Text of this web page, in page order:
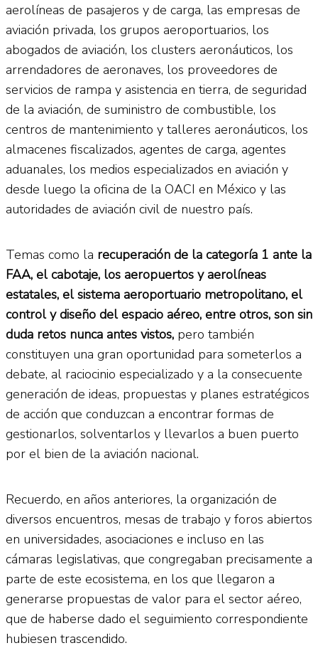
aerolíneas de pasajeros y de carga, las empresas de
aviación privada, los grupos aeroportuarios, los
abogados de aviación, los clusters aeronáuticos, los
arrendadores de aeronaves, los proveedores de
servicios de rampa y asistencia en tierra, de seguridad
de la aviación, de suministro de combustible, los
centros de mantenimiento y talleres aeronáuticos, los
almacenes fiscalizados, agentes de carga, agentes
aduanales, los medios especializados en aviación y
desde luego la oficina de la OACI en México y las
autoridades de aviación civil de nuestro país.
Temas como la recuperación de la categoría 1 ante la
FAA, el cabotaje, los aeropuertos y aerolíneas
estatales, el sistema aeroportuario metropolitano, el
control y diseño del espacio aéreo, entre otros, son sin
duda retos nunca antes vistos, pero también
constituyen una gran oportunidad para someterlos a
debate, al raciocinio especializado y a la consecuente
generación de ideas, propuestas y planes estratégicos
de acción que conduzcan a encontrar formas de
gestionarlos, solventarlos y llevarlos a buen puerto
por el bien de la aviación nacional.
Recuerdo, en años anteriores, la organización de
diversos encuentros, mesas de trabajo y foros abiertos
en universidades, asociaciones e incluso en las
cámaras legislativas, que congregaban precisamente a
parte de este ecosistema, en los que llegaron a
generarse propuestas de valor para el sector aéreo,
que de haberse dado el seguimiento correspondiente
hubiesen trascendido.